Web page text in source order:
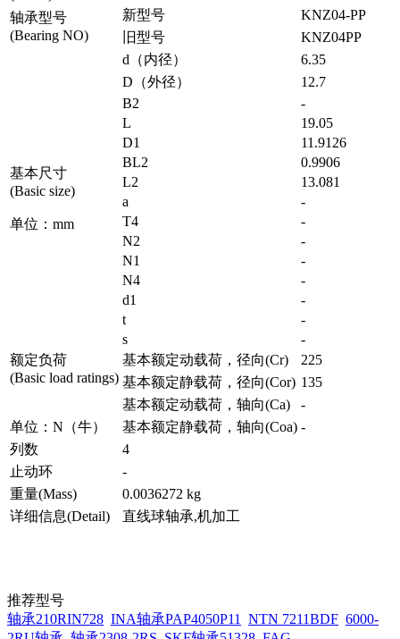
轴承型号
(Bearing NO)
新型号
KNZ04-PP
旧型号
KNZ04PP
基本尺寸
(Basic size)
单位：mm
d（内径）
6.35
D（外径）
12.7
B2
-
L
19.05
D1
11.9126
BL2
0.9906
L2
13.081
a
-
T4
-
N2
-
N1
-
N4
-
d1
-
t
-
s
-
额定负荷
(Basic load ratings)
单位：N（牛）
基本额定动载荷，径向(Cr)
225
基本额定静载荷，径向(Cor) 135
基本额定动载荷，轴向(Ca)
-
基本额定静载荷，轴向(Coa) -
列数
4
止动环
-
重量(Mass)
0.0036272 kg
详细信息(Detail)
直线球轴承,机加工
推荐型号
轴承210RIN728 INA轴承PAP4050P11 NTN 7211BDF 6000-